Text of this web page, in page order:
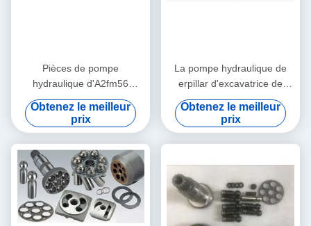
Pièces de pompe
hydraulique d'A2fm56
A2fe56 A2fo56 Rexroth pour
le camion de pompe
concrète
Obtenez le meilleur
prix
La pompe hydraulique de
erpillar d'excavatrice de
camion partie A2fm107
A2fe107 A2fo107
Obtenez le meilleur
prix